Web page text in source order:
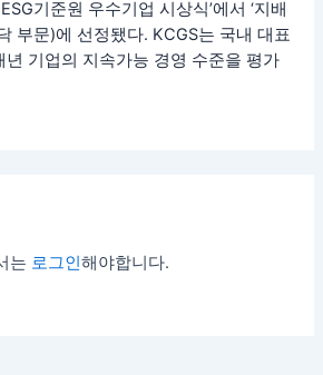
기준원 우수기업 시상식’에서 ‘지배
부문)에 선정됐다. KCGS는 국내 대표
년 기업의 지속가능 경영 수준을 평가
는 로그인해야합니다.